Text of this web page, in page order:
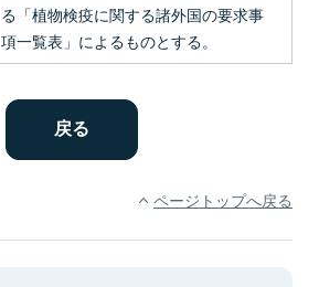
る「植物検疫に関する諸外国の要求事
項一覧表」によるものとする。
ページトップへ戻る